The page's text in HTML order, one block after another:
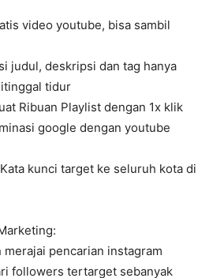
video youtube, bisa sambil
judul, deskripsi dan tag hanya
tidur
Ribuan Playlist dengan 1x klik
google dengan youtube
kunci target ke seluruh kota di
pencarian instagram
followers tertarget sebanyak